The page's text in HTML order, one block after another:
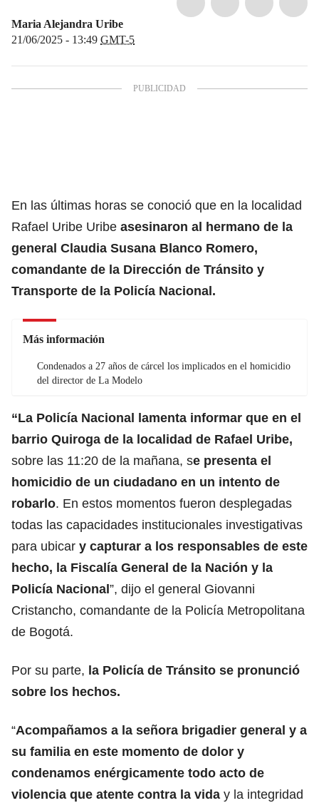
Maria Alejandra Uribe
21/06/2025 - 13:49 GMT-5
En las últimas horas se conoció que en la localidad
Rafael Uribe Uribe asesinaron al hermano de la
general Claudia Susana Blanco Romero,
comandante de la Dirección de Tránsito y
Transporte de la Policía Nacional.
Más información
Condenados a 27 años de cárcel los implicados en el homicidio
del director de La Modelo
“La Policía Nacional lamenta informar que en el
barrio Quiroga de la localidad de Rafael Uribe,
sobre las 11:20 de la mañana, se presenta el
homicidio de un ciudadano en un intento de
robarlo. En estos momentos fueron desplegadas
todas las capacidades institucionales investigativas
para ubicar y capturar a los responsables de este
hecho, la Fiscalía General de la Nación y la
Policía Nacional”, dijo el general Giovanni
Cristancho, comandante de la Policía Metropolitana
de Bogotá.
Por su parte, la Policía de Tránsito se pronunció
sobre los hechos.
“Acompañamos a la señora brigadier general y a
su familia en este momento de dolor y
condenamos enérgicamente todo acto de
violencia que atente contra la vida y la integridad